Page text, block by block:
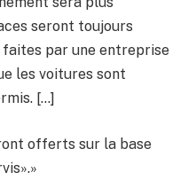
seront toujours
par une entreprise
les voitures sont
[…]
offerts sur la base